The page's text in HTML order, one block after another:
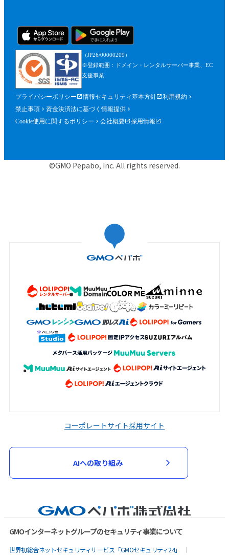
（JP26/00000209）
※登録範囲：ドメイン・レンタルサーバー事業、EC
支援事業
プライバシーポリシー 情報セキュリティ基本方針
利用規約
禁止事項
資金決済法に基づく情報提供
Cookie使用に関するポリシー
会社概要 採用情報
©GMO Pepabo, Inc. All rights reserved.
コーポレートサイト採用サイト
AIへの取り組み
GMOインターネットグループのセキュリティ事業について
世界初総合ネットセキュリティサービス「GMOセキュリティ24」